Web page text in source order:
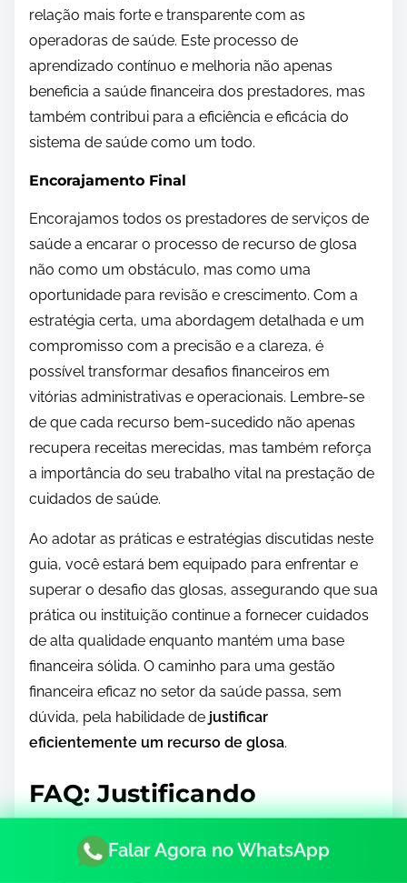
relação mais forte e transparente com as
operadoras de saúde. Este processo de
aprendizado contínuo e melhoria não apenas
beneficia a saúde financeira dos prestadores, mas
também contribui para a eficiência e eficácia do
sistema de saúde como um todo.
Encorajamento Final
Encorajamos todos os prestadores de serviços de
saúde a encarar o processo de recurso de glosa
não como um obstáculo, mas como uma
oportunidade para revisão e crescimento. Com a
estratégia certa, uma abordagem detalhada e um
compromisso com a precisão e a clareza, é
possível transformar desafios financeiros em
vitórias administrativas e operacionais. Lembre-se
de que cada recurso bem-sucedido não apenas
recupera receitas merecidas, mas também reforça
a importância do seu trabalho vital na prestação de
cuidados de saúde.
Ao adotar as práticas e estratégias discutidas neste
guia, você estará bem equipado para enfrentar e
superar o desafio das glosas, assegurando que sua
prática ou instituição continue a fornecer cuidados
de alta qualidade enquanto mantém uma base
financeira sólida. O caminho para uma gestão
financeira eficaz no setor da saúde passa, sem
dúvida, pela habilidade de justificar
eficientemente um recurso de glosa.
FAQ: Justificando
Recursos de Glosa
Falar Agora no WhatsApp